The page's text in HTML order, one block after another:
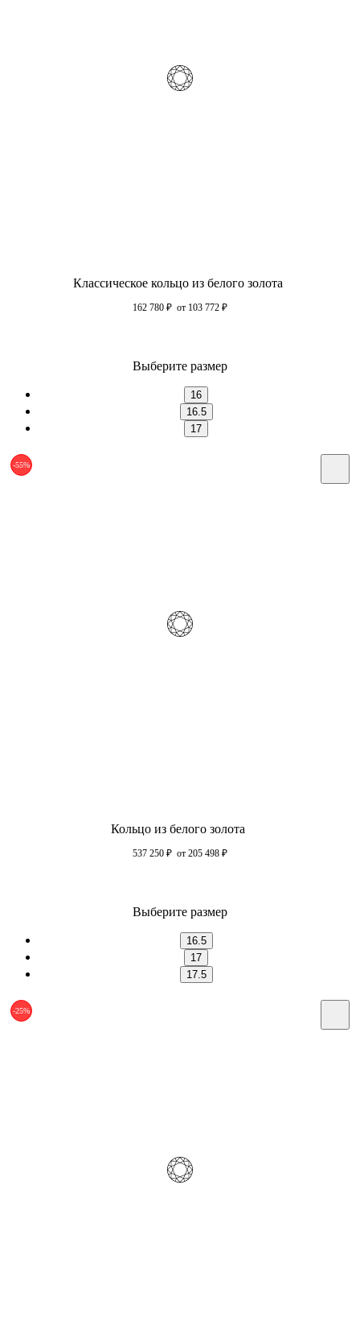
Классическое кольцо из белого золота
162 780 ₽ от 103 772 ₽
Выберите размер
16
16.5
17
-55%
Кольцо из белого золота
537 250 ₽ от 205 498 ₽
Выберите размер
16.5
17
17.5
-25%